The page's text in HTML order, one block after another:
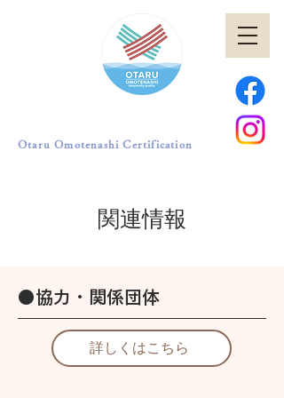
Otaru Omotenashi Certification
​関連情報
●協力・関係団体
詳しくはこちら